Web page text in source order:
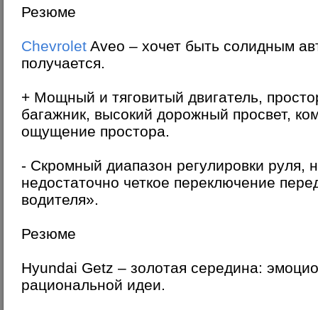
Резюме
Chevrolet Aveo – хочет быть солидным
получается.
+ Мощный и тяговитый двигатель,
багажник, высокий дорожный просвет,
ощущение простора.
- Скромный диапазон регулировки руля,
недостаточно четкое переключение
водителя».
Резюме
Hyundai Getz – золотая середина:
рациональной идеи.